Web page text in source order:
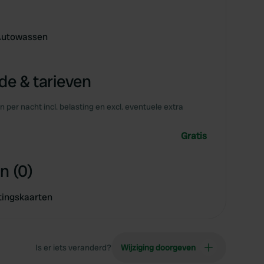
& tarieven
per nacht incl. belasting en excl. eventuele extra
Gratis
(0)
Is er iets veranderd? Wijziging doorgeven